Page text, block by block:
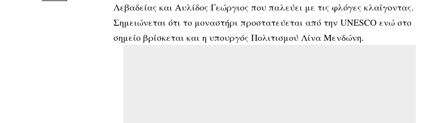
Λεβαδείας και Αυλίδος Γεώργιος που παλεύει με τις φλόγες κλαίγοντας.
Σημειώνεται ότι το μοναστήρι προστατεύεται από την UNESCO ενώ στο
σημείο βρίσκεται και η υπουργός Πολιτισμού Λίνα Μενδώνη.